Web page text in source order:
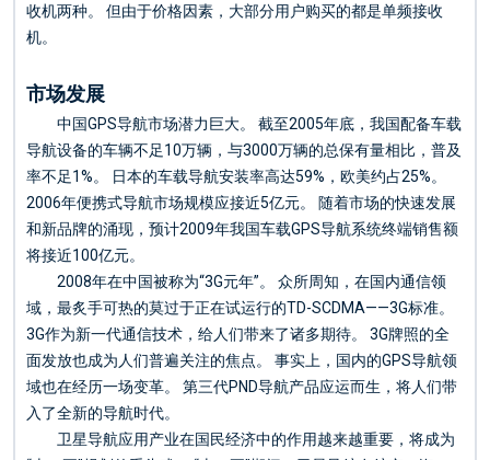
收机两种。 但由于价格因素，大部分用户购买的都是单频接收
机。
市场发展
中国GPS导航市场潜力巨大。 截至2005年底，我国配备车载
导航设备的车辆不足10万辆，与3000万辆的总保有量相比，普及
率不足1%。 日本的车载导航安装率高达59%，欧美约占25%。
2006年便携式导航市场规模应接近5亿元。 随着市场的快速发展
和新品牌的涌现，预计2009年我国车载GPS导航系统终端销售额
将接近100亿元。
2008年在中国被称为“3G元年”。 众所周知，在国内通信领
域，最炙手可热的莫过于正在试运行的TD-SCDMA——3G标准。
3G作为新一代通信技术，给人们带来了诸多期待。 3G牌照的全
面发放也成为人们普遍关注的焦点。 事实上，国内的GPS导航领
域也在经历一场变革。 第三代PND导航产品应运而生，将人们带
入了全新的导航时代。
卫星导航应用产业在国民经济中的作用越来越重要，将成为